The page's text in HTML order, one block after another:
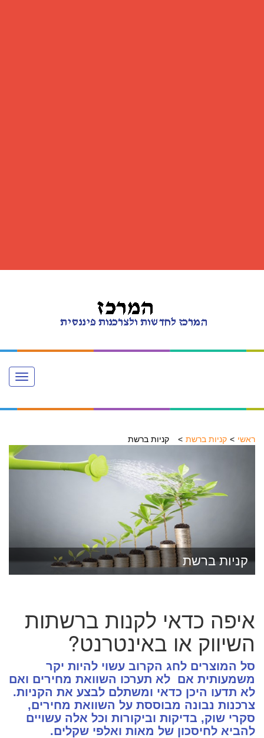
Toggle
navigation
ראשי קניות ברשת קניות ברשת
קניות ברשת
איפה כדאי לקנות ברשתות
השיווק או באינטרנט?
סל המוצרים לחג הקרוב עשוי להיות יקר
משמעותית אם לא תערכו השוואת מחירים ואם
לא תדעו היכן כדאי ומשתלם לבצע את הקניות.
צרכנות נבונה מבוססת על השוואת מחירים,
סקרי שוק, בדיקות וביקורות וכל אלה עשויים
להביא לחיסכון של מאות ואלפי שקלים.